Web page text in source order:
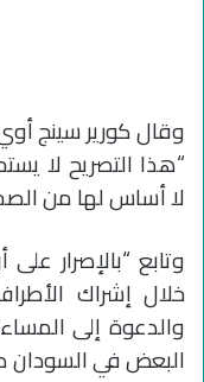
وقال كورير سينج أوي
“هذا التصريح لا
لا أساس لها من
وتابع “بالإصرار
خلال إشراك
والدعوة إلى
البعض في السودان